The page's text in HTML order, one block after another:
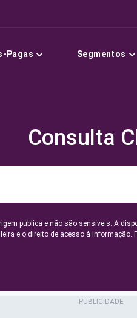
Pagas Segmentos
Consulta
pública e não são sensíveis. A
e o direito de acesso à informação.